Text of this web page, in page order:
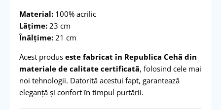
Material:100% acrilic
Lățime:23 cm
Înălțime:21 cm
Acest produs este fabricat în Republica Cehă din
materiale de calitate certificată, folosind cele mai
noi tehnologii. Datorită acestui fapt, garantează
eleganță și confort în timpul purtării.